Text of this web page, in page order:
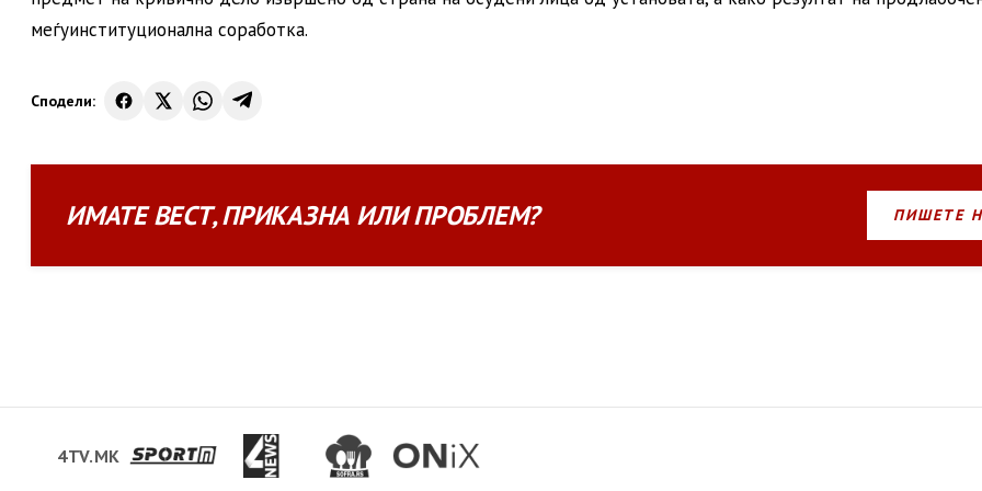
меѓуинституционална соработка.
Сподели:
ИМАТЕВЕСТ,ПРИКАЗНА ИЛИПРОБЛЕМ? ПИШЕТЕ
4TV.MK